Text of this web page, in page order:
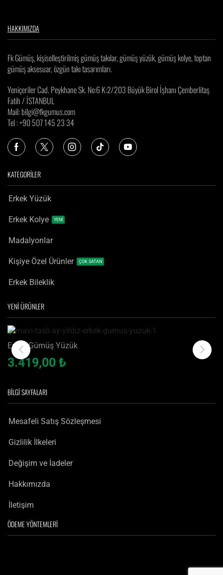
HAKKIMIZDA
Fk Gümüş, kişiselleştirilmiş gümüş takılar, gümüş yüzük, gümüş kolye, toptan
gümüş aksesuar, özgün takı tasarımları.
Yeniçeriler Cad. Peykhane Sk. No:6 K:2/203 Büyük Birol İşhanı Çemberlitaş
Fatih / İSTANBUL
Mail: bilgi@fkgumus.com
Tel : +90 507 145 23 34
KATEGORİLER
Erkek Yüzük
Erkek Kolye YENİ
Madalyonlar
Kişiye Özel Ürünler ÇOK SATAN
Erkek Bileklik
YENİ ÜRÜNLER
Erkek Gümüş Yüzük
3.419,00 ₺
BILGI SAYFALARI
Mesafeli Satış Sözleşmesi
Gizlilik İlkeleri
Değişim ve İadeler
Hakkımızda
İletişim
ÖDEME YÖNTEMLERI